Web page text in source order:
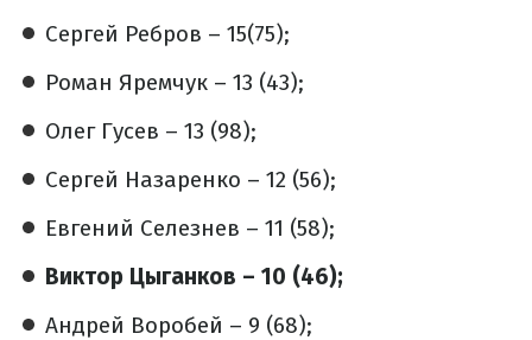
Сергей Ребров – 15(75);
Роман Яремчук – 13 (43);
Олег Гусев – 13 (98);
Сергей Назаренко – 12 (56);
Евгений Селезнев – 11 (58);
Виктор Цыганков – 10 (46);
Андрей Воробей – 9 (68);